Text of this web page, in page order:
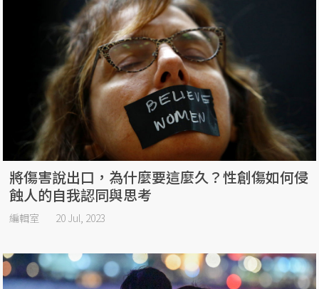
將傷害說出口，為什麼要這麼久？性創傷如何侵
蝕人的自我認同與思考
編輯室 20 Jul, 2023